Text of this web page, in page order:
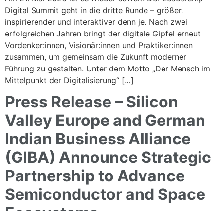
Digital Summit geht in die dritte Runde – größer,
inspirierender und interaktiver denn je. Nach zwei
erfolgreichen Jahren bringt der digitale Gipfel erneut
Vordenker:innen, Visionär:innen und Praktiker:innen
zusammen, um gemeinsam die Zukunft moderner
Führung zu gestalten. Unter dem Motto „Der Mensch im
Mittelpunkt der Digitalisierung“ […]
Press Release – Silicon
Valley Europe and German
Indian Business Alliance
(GIBA) Announce Strategic
Partnership to Advance
Semiconductor and Space